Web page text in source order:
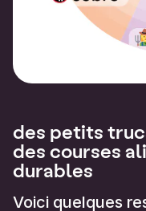
des petits
des courses
durables
Voici quelques